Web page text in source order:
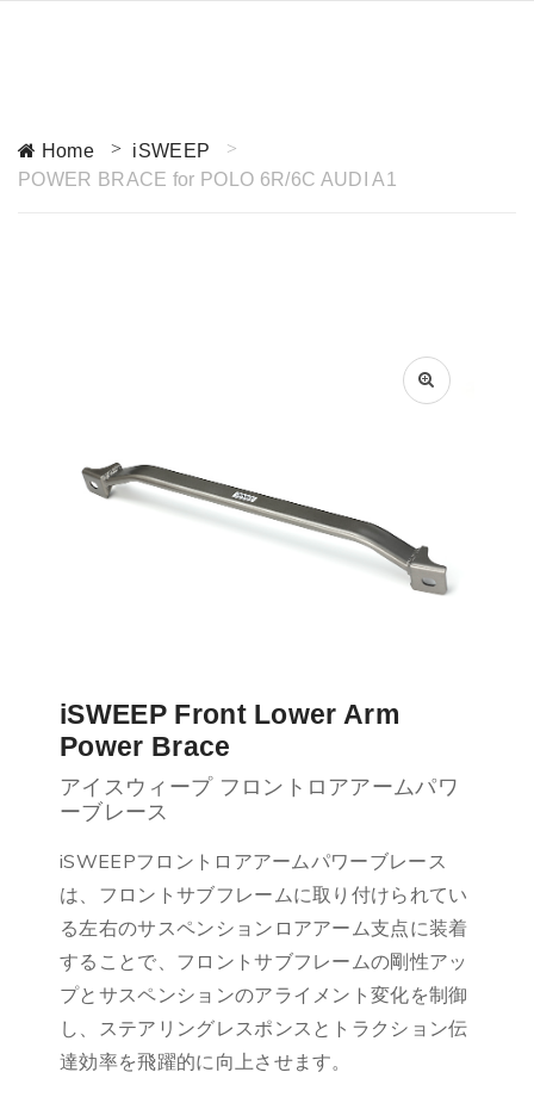
Home
iSWEEP
POWER BRACE for POLO 6R/6C AUDI A1
iSWEEP Front Lower Arm
Power Brace
アイスウィープ フロントロアアームパワ
ーブレース
iSWEEPフロントロアアームパワーブレース
は、フロントサブフレームに取り付けられてい
る左右のサスペンションロアアーム支点に装着
することで、フロントサブフレームの剛性アッ
プとサスペンションのアライメント変化を制御
し、ステアリングレスポンスとトラクション伝
達効率を飛躍的に向上させます。